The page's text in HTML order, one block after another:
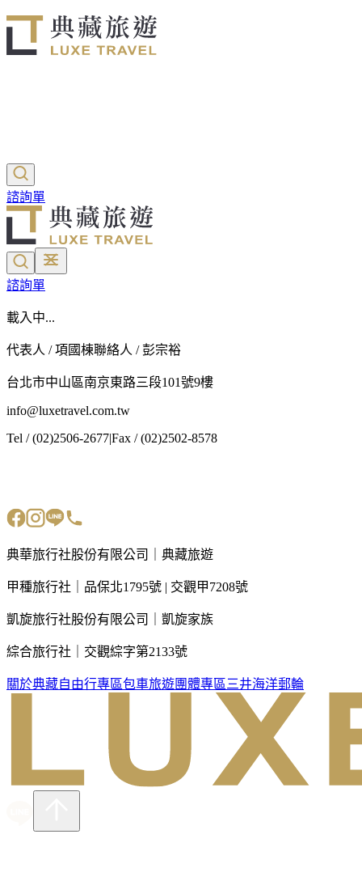
諮詢單
諮詢單
載入中...
代表人 / 項國棟聯絡人 / 彭宗裕
台北市中山區南京東路三段101號9樓
info@luxetravel.com.tw
Tel / (02)2506-2677|Fax / (02)2502-8578
典華旅行社股份有限公司｜典藏旅遊
甲種旅行社｜品保北1795號 | 交觀甲7208號
凱旋旅行社股份有限公司｜凱旋家族
綜合旅行社｜交觀綜字第2133號
關於典藏自由行專區包車旅遊團體專區 三井海洋郵輪